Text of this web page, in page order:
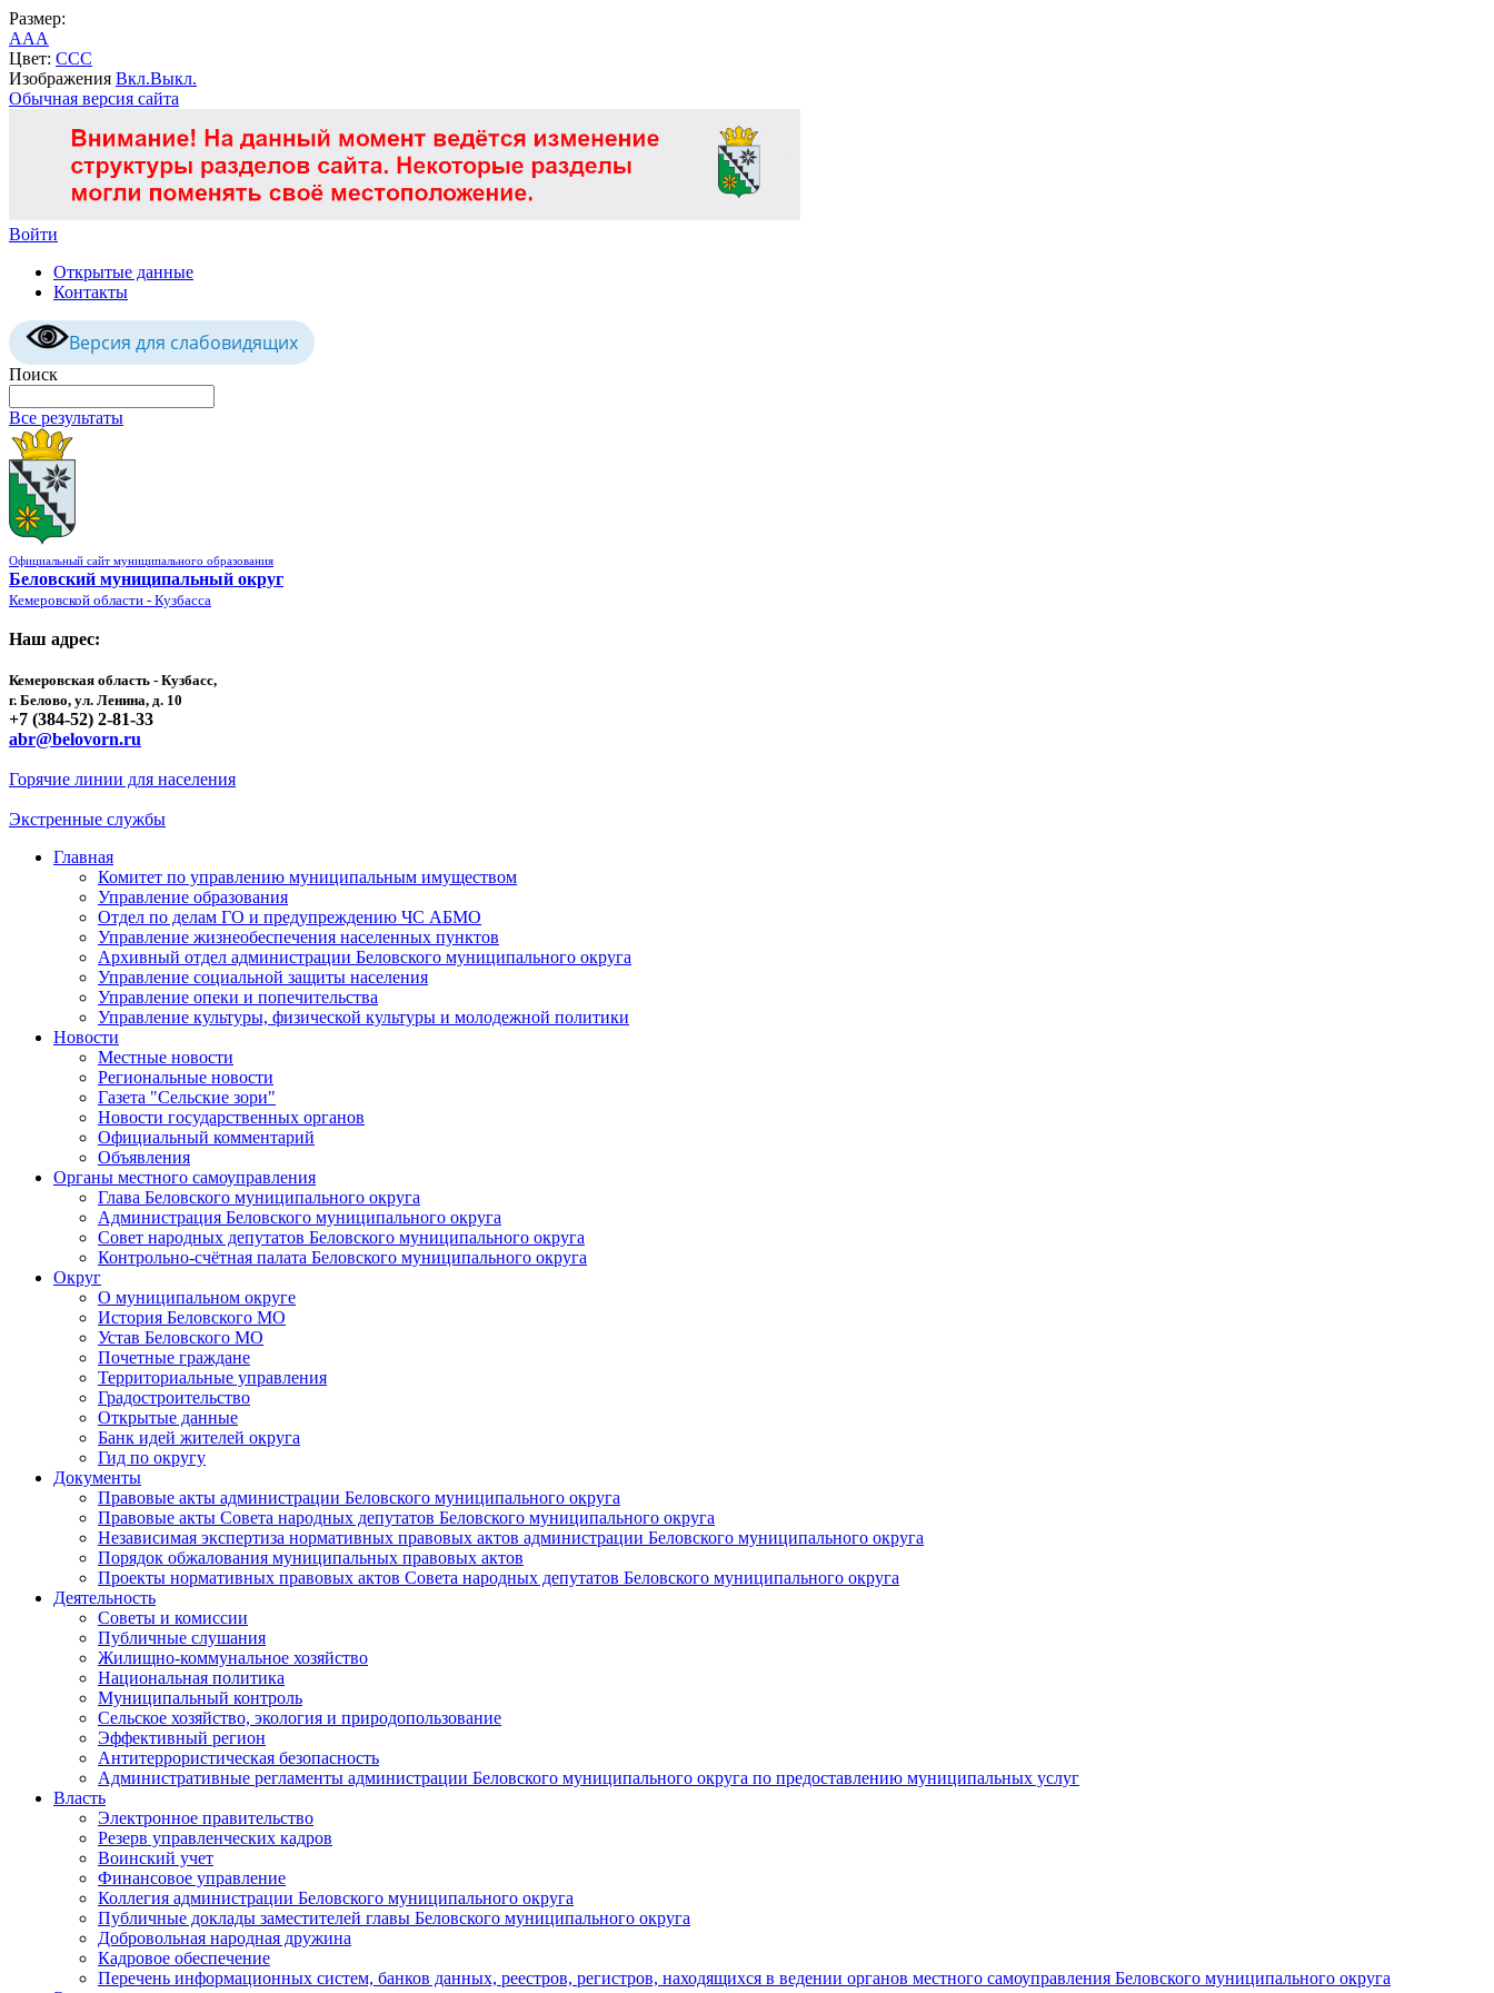
Размер:
AAA
Цвет: CCC
Изображения Вкл.Выкл.
Обычная версия сайта
Войти
Открытые данные
Контакты
Версия для слабовидящих
Поиск
Все результаты
Официальный сайт муниципального образования
Беловский муниципальный округ
Кемеровской области - Кузбасса
Наш адрес:
Кемеровская область - Кузбасс,
г. Белово, ул. Ленина, д. 10
+7 (384-52) 2-81-33
abr@belovorn.ru
Горячие линии для населения
Экстренные службы
Главная
Комитет по управлению муниципальным имуществом
Управление образования
Отдел по делам ГО и предупреждению ЧС АБМО
Управление жизнеобеспечения населенных пунктов
Архивный отдел администрации Беловского муниципального округа
Управление социальной защиты населения
Управление опеки и попечительства
Управление культуры, физической культуры и молодежной политики
Новости
Местные новости
Региональные новости
Газета "Сельские зори"
Новости государственных органов
Официальный комментарий
Объявления
Органы местного самоуправления
Глава Беловского муниципального округа
Администрация Беловского муниципального округа
Совет народных депутатов Беловского муниципального округа
Контрольно-счётная палата Беловского муниципального округа
Округ
О муниципальном округе
История Беловского МО
Устав Беловского МО
Почетные граждане
Территориальные управления
Градостроительство
Открытые данные
Банк идей жителей округа
Гид по округу
Документы
Правовые акты администрации Беловского муниципального округа
Правовые акты Совета народных депутатов Беловского муниципального округа
Независимая экспертиза нормативных правовых актов администрации Беловского муниципального округа
Порядок обжалования муниципальных правовых актов
Проекты нормативных правовых актов Совета народных депутатов Беловского муниципального округа
Деятельность
Советы и комиссии
Публичные слушания
Жилищно-коммунальное хозяйство
Национальная политика
Муниципальный контроль
Сельское хозяйство, экология и природопользование
Эффективный регион
Антитеррористическая безопасность
Административные регламенты администрации Беловского муниципального округа по предоставлению муниципальных услуг
Власть
Электронное правительство
Резерв управленческих кадров
Воинский учет
Финансовое управление
Коллегия администрации Беловского муниципального округа
Публичные доклады заместителей главы Беловского муниципального округа
Добровольная народная дружина
Кадровое обеспечение
Перечень информационных систем, банков данных, реестров, регистров, находящихся в ведении органов местного самоуправления Беловского муниципального округа